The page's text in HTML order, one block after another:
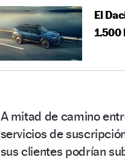
El
A mitad de camino
servicios de
sus clientes podrían